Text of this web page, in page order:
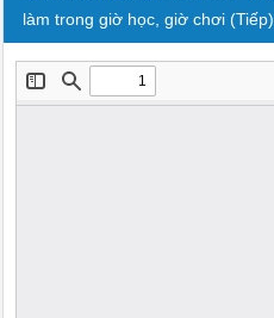
làm trong giờ học, giờ chơi (Tiếp)